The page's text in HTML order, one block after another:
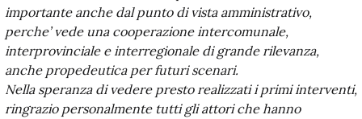
importante anche dal punto di vista amministrativo,
perche’ vede una cooperazione intercomunale,
interprovinciale e interregionale di grande rilevanza,
anche propedeutica per futuri scenari.
Nella speranza di vedere presto realizzati i primi interventi,
ringrazio personalmente tutti gli attori che hanno